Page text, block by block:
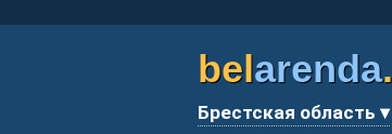
belarenda
Брестская область ▾